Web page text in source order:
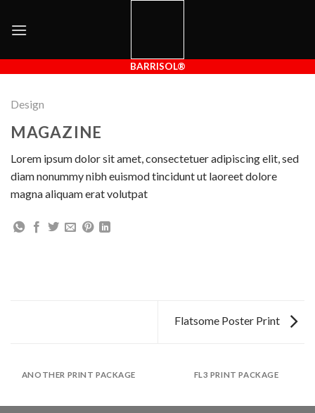
BARRISOL®
Design
MAGAZINE
Lorem ipsum dolor sit amet, consectetuer adipiscing elit, sed
diam nonummy nibh euismod tincidunt ut laoreet dolore
magna aliquam erat volutpat
Flatsome Poster Print
ANOTHER PRINT PACKAGE FL3 PRINT PACKAGE